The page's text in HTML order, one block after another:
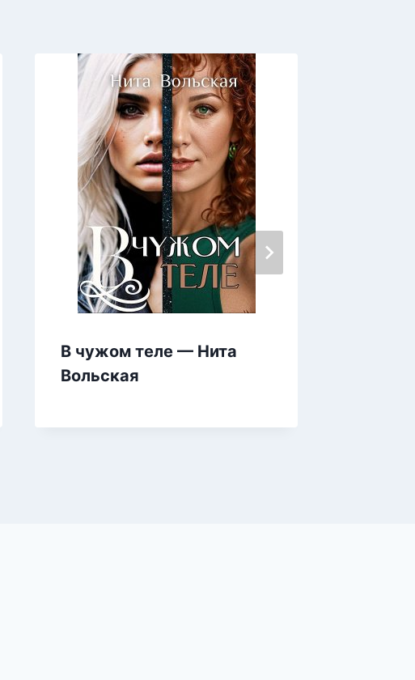
В чужом теле — Нита
Вольская